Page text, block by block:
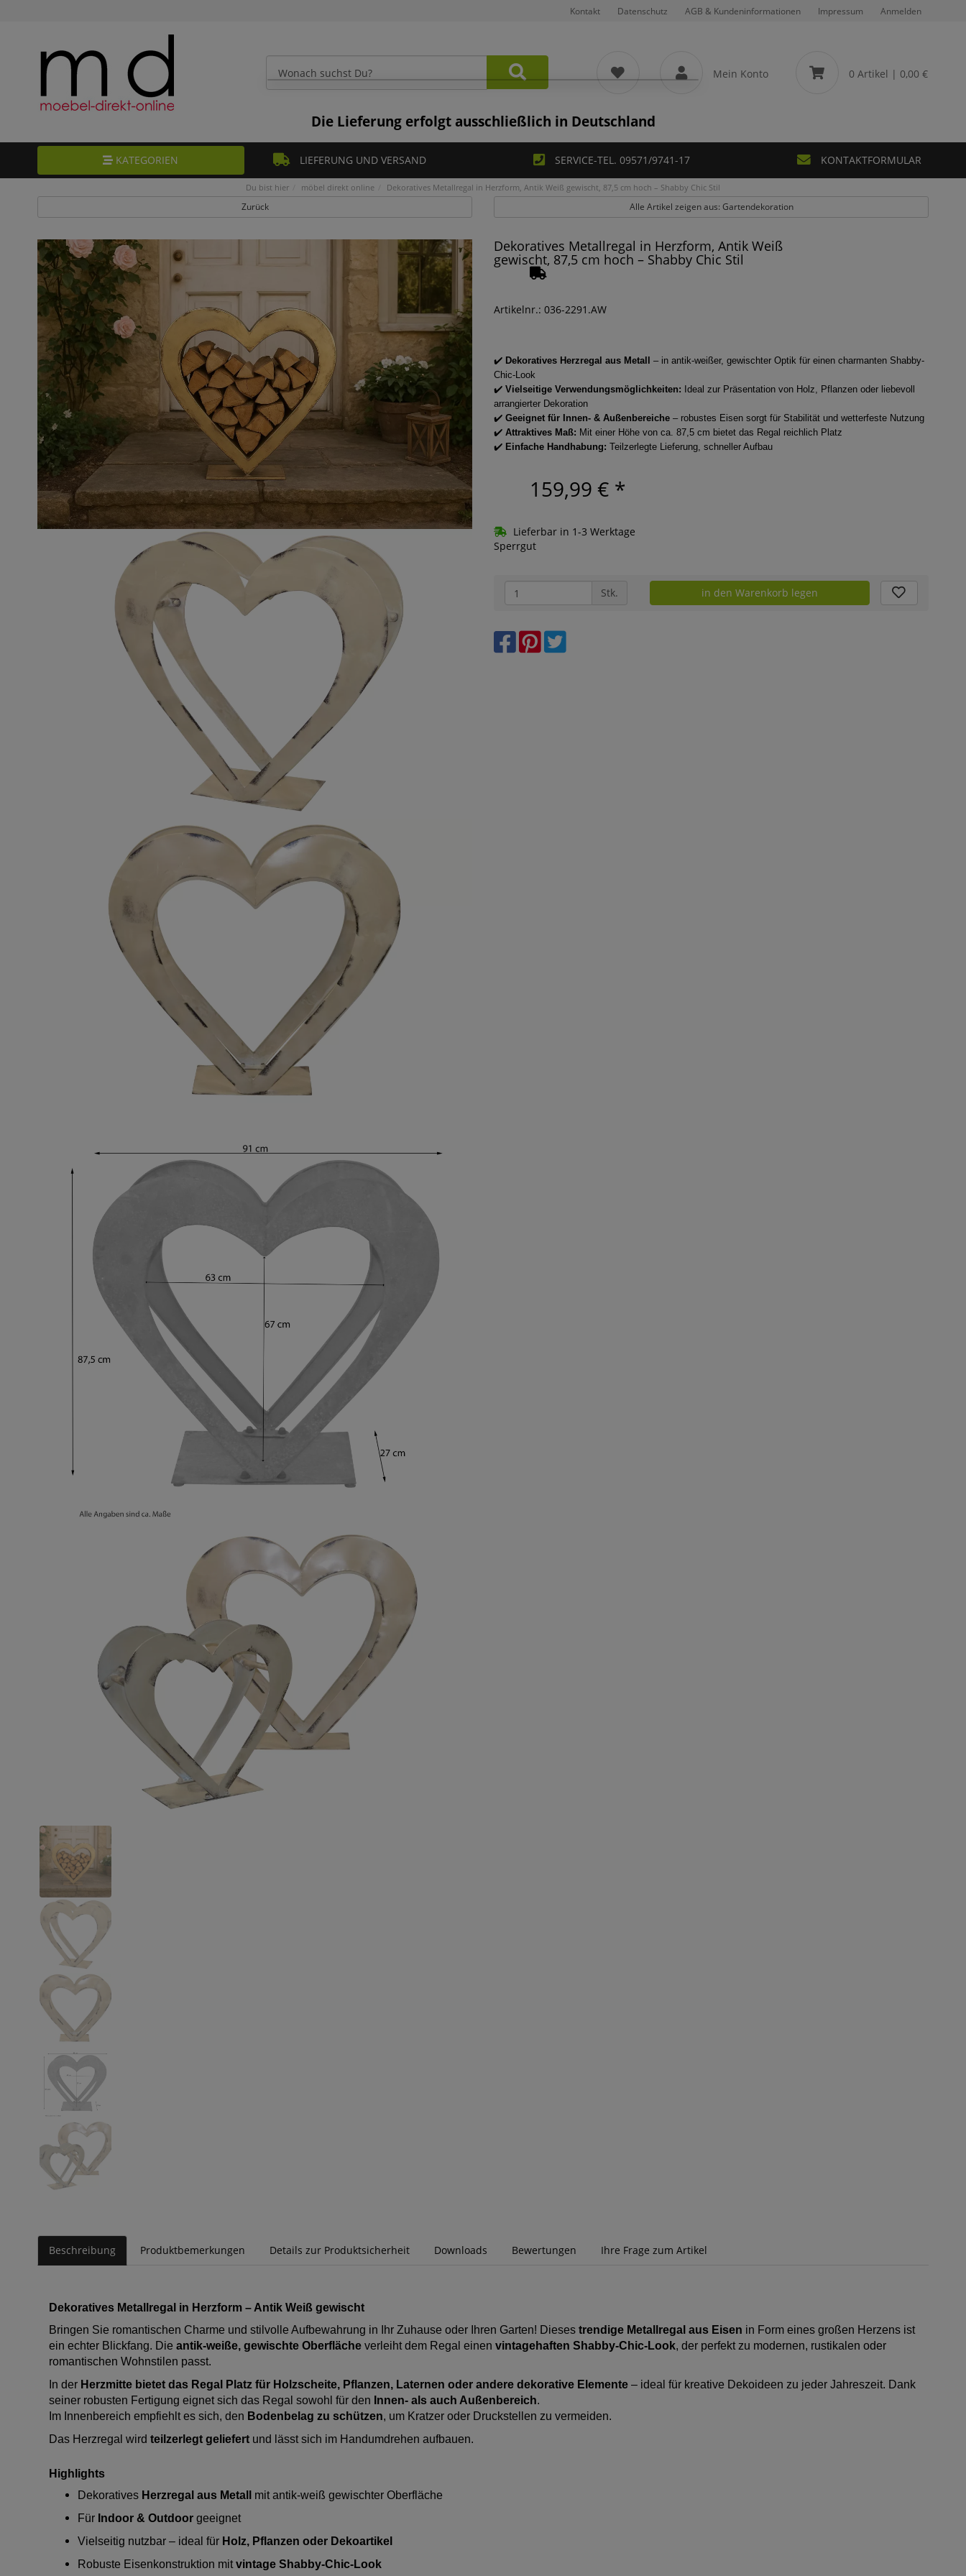
Kontakt Datenschutz AGB & Kundeninformationen Impressum Anmelden
Mein Konto 0 Artikel | 0,00 €
Die Lieferung erfolgt ausschließlich in Deutschland
KATEGORIEN LIEFERUNG UND VERSAND SERVICE-TEL. 09571/9741-17 KONTAKTFORMULAR
Du bist hier möbel direkt online Dekoratives Metallregal in Herzform, Antik Weiß gewischt, 87,5 cm hoch – Shabby Chic Stil
Zurück Alle Artikel zeigen aus: Gartendekoration
Dekoratives Metallregal in Herzform, Antik Weiß
gewischt, 87,5 cm hoch – Shabby Chic Stil
Artikelnr.: 036-2291.AW
✔️ Dekoratives Herzregal aus Metall
– in antik-weißer, gewischter Optik für einen charmanten Shabby-
Chic-Look
✔️ Vielseitige Verwendungsmöglichkeiten: Ideal zur Präsentation von Holz, Pflanzen oder liebevoll
arrangierter Dekoration
✔️ Geeignet für Innen- & Außenbereiche – robustes Eisen sorgt für Stabilität und wetterfeste Nutzung
✔️ Attraktives Maß: Mit einer Höhe von ca. 87,5 cm bietet das Regal reichlich Platz
✔️ Einfache Handhabung: Teilzerlegte Lieferung, schneller Aufbau
159,99 € *
Lieferbar in 1-3 Werktage
Sperrgut
Stk. in den Warenkorb legen
Beschreibung Produktbemerkungen Details zur Produktsicherheit Downloads Bewertungen Ihre Frage zum Artikel
Dekoratives Metallregal in Herzform – Antik Weiß gewischt
Bringen Sie romantischen Charme und stilvolle Aufbewahrung in Ihr Zuhause oder Ihren Garten! Dieses trendige Metallregal aus Eisen in Form eines großen Herzens ist
ein echter Blickfang. Die antik-weiße, gewischte Oberfläche verleiht dem Regal einen vintagehaften Shabby-Chic-Look, der perfekt zu modernen, rustikalen oder
romantischen Wohnstilen passt.
In der Herzmitte bietet das Regal Platz für Holzscheite, Pflanzen, Laternen oder andere dekorative Elemente – ideal für kreative Dekoideen zu jeder Jahreszeit. Dank
seiner robusten Fertigung eignet sich das Regal sowohl für den Innen- als auch Außenbereich.
Im Innenbereich empfiehlt es sich, den Bodenbelag zu schützen, um Kratzer oder Druckstellen zu vermeiden.
Das Herzregal wird teilzerlegt geliefert und lässt sich im Handumdrehen aufbauen.
Highlights
Dekoratives Herzregal aus Metall
mit antik-weiß gewischter Oberfläche
Für Indoor & Outdoor geeignet
Vielseitig nutzbar – ideal für Holz, Pflanzen oder Dekoartikel
Robuste Eisenkonstruktion mitvintage Shabby-Chic-Look